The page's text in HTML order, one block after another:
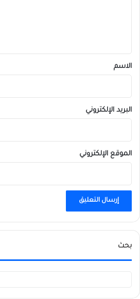
*
الاسم
البريد الإلكتروني
الموقع الإلكتروني
بحث